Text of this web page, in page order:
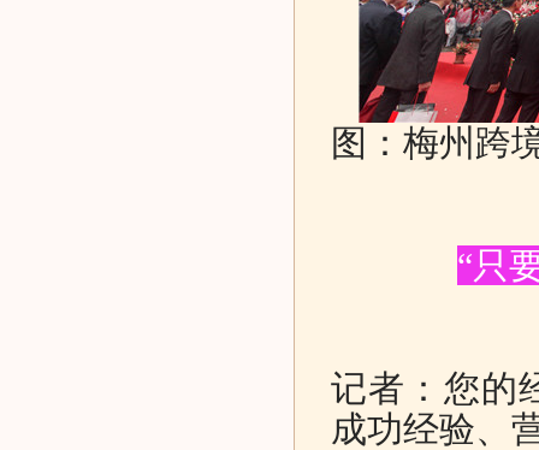
图：梅州跨
“只
记者：您的
成功经验、